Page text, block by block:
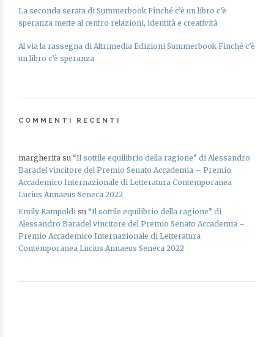
La seconda serata di Summerbook Finché c’è un libro c’è
speranza mette al centro relazioni, identità e creatività
Al via la rassegna di Altrimedia Edizioni Summerbook Finché c’è
un libro c’è speranza
COMMENTI RECENTI
margherita su “Il sottile equilibrio della ragione” di Alessandro
Baradel vincitore del Premio Senato Accademia – Premio
Accademico Internazionale di Letteratura Contemporanea
Lucius Annaeus Seneca 2022
Emily Rampoldi su “Il sottile equilibrio della ragione” di
Alessandro Baradel vincitore del Premio Senato Accademia –
Premio Accademico Internazionale di Letteratura
Contemporanea Lucius Annaeus Seneca 2022